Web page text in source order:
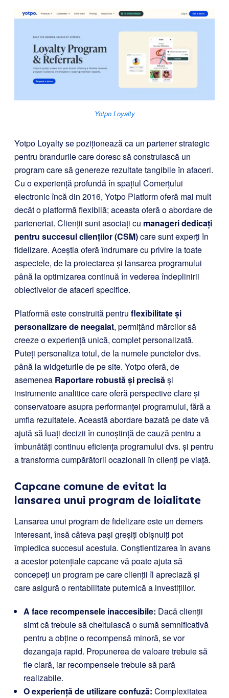
Yotpo Loyalty
Yotpo Loyalty se poziționează ca un partener strategic
pentru brandurile care doresc să construiască un
program care să genereze rezultate tangibile în afaceri.
Cu o experiență profundă în spațiul Comerțului
electronic încă din 2016, Yotpo Platform oferă mai mult
decât o platformă flexibilă; aceasta oferă o abordare de
parteneriat. Clienții sunt asociați cu manageri dedicați
pentru succesul clienților (CSM)care sunt experți în
fidelizare. Aceștia oferă îndrumare cu privire la toate
aspectele, de la proiectarea și lansarea programului
până la optimizarea continuă în vederea îndeplinirii
obiectivelor de afaceri specifice.
Platformă este construită pentru flexibilitate și
personalizare de neegalat, permițând mărcilor să
creeze o experiență unică, complet personalizată.
Puteți personaliza totul, de la numele punctelor dvs.
până la widgeturile de pe site. Yotpo oferă, de
asemenea Raportare robustă și precisăși
instrumente analitice care oferă perspective clare și
conservatoare asupra performanței programului, fără a
umfla rezultatele. Această abordare bazată pe date vă
ajută să luați decizii în cunoștință de cauză pentru a
îmbunătăți continuu eficiența programului dvs. și pentru
a transforma cumpărătorii ocazionali în clienți pe viață.
Capcane comune de evitat la
lansarea unui program de loialitate
Lansarea unui program de fidelizare este un demers
interesant, însă câteva pași greșiți obișnuiți pot
împiedica succesul acestuia. Conștientizarea în avans
a acestor potențiale capcane vă poate ajuta să
concepeți un program pe care clienții îl apreciază și
care asigură o rentabilitate puternică a investițiilor.
A face recompensele inaccesibile: Dacă clienții
simt că trebuie să cheltuiască o sumă semnificativă
pentru a obține o recompensă minoră, se vor
dezangaja rapid. Propunerea de valoare trebuie să
fie clară, iar recompensele trebuie să pară
realizabile.
O experiență de utilizare confuză: Complexitatea